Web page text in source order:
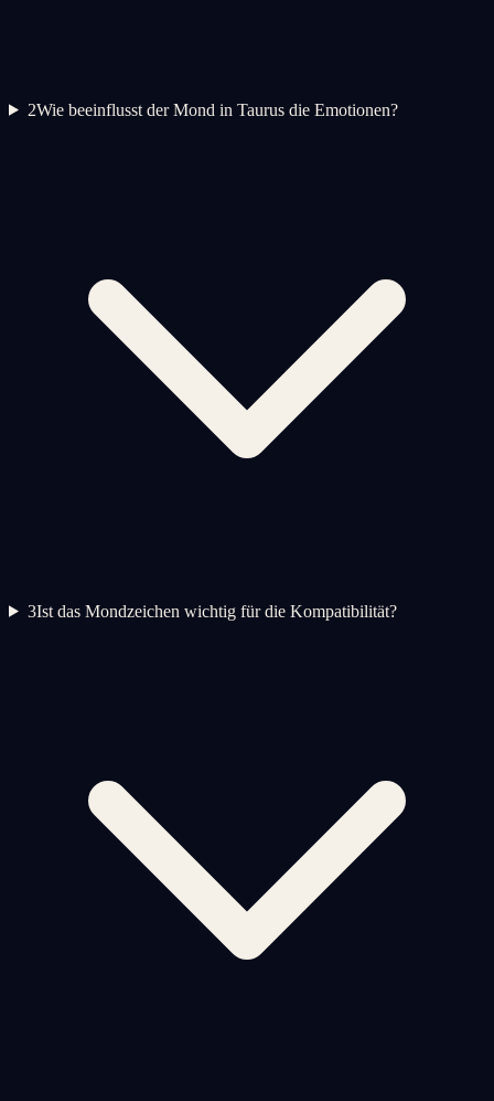
2Wie beeinflusst der Mond in Taurus die Emotionen?
3Ist das Mondzeichen wichtig für die Kompatibilität?